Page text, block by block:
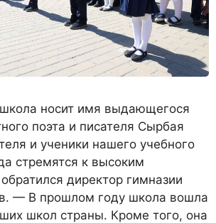
носит имя выдающегося
поэта и писателя Сырбая
и ученики нашего учебного
стремятся к высоким
директор гимназии
— В прошлом году школа вошла
школ страны. Кроме того, она